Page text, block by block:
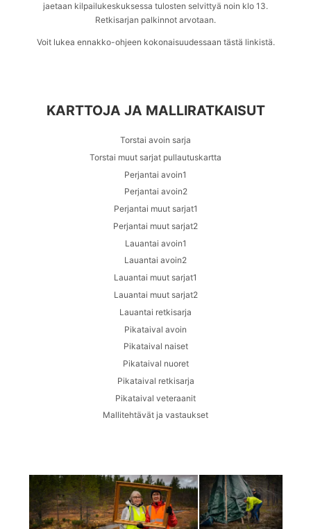
jaetaan kilpailukeskuksessa tulosten selvittyä noin klo 13.
Retkisarjan palkinnot arvotaan.
Voit lukea ennakko-ohjeen kokonaisuudessaan tästä linkistä.
KARTTOJA JA MALLIRATKAISUT
Torstai avoin sarja
Torstai muut sarjat pullautuskartta
Perjantai avoin1
Perjantai avoin2
Perjantai muut sarjat1
Perjantai muut sarjat2
Lauantai avoin1
Lauantai avoin2
Lauantai muut sarjat1
Lauantai muut sarjat2
Lauantai retkisarja
Pikataival avoin
Pikataival naiset
Pikataival nuoret
Pikataival retkisarja
Pikataival veteraanit
Mallitehtävät ja vastaukset